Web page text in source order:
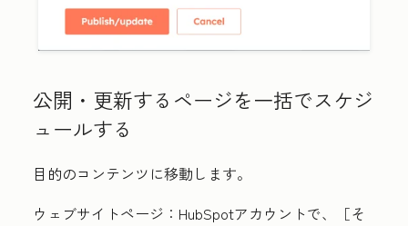
公開・更新するページを一括でスケジ
ュールする
目的のコンテンツに移動します。
ウェブサイトページ ：HubSpotアカウントで、
［そ